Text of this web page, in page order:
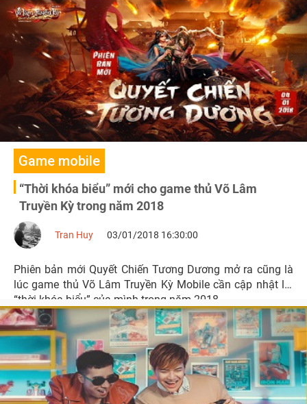
Game mobile
“Thời khóa biểu” mới cho game thủ Võ Lâm
Truyền Kỳ trong năm 2018
Tran Huy 03/01/2018 16:30:00
Phiên bản mới Quyết Chiến Tương Dương mở ra cũng là
lúc game thủ Võ Lâm Truyền Kỳ Mobile cần cập nhật lại
“thời khóa biểu” của mình trong năm 2018.